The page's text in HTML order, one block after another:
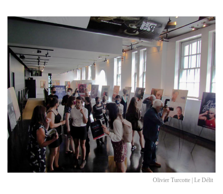
Olivier Turcotte | Le Délit